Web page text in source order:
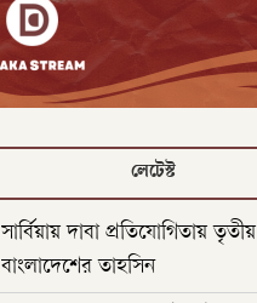
লেটেস্ট
সার্বিয়ায় দাবা প্রতিযোগিতায় তৃতীয়
বাংলাদেশের তাহসিন